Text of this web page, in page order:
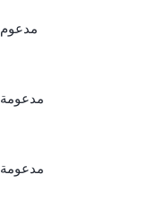
مدعوم
مدعومة
مدعومة